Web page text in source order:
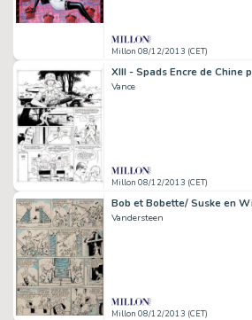
Millon 08/12/2013 (CET)
Vance
Millon 08/12/2013 (CET)
Vandersteen
Millon 08/12/2013 (CET)